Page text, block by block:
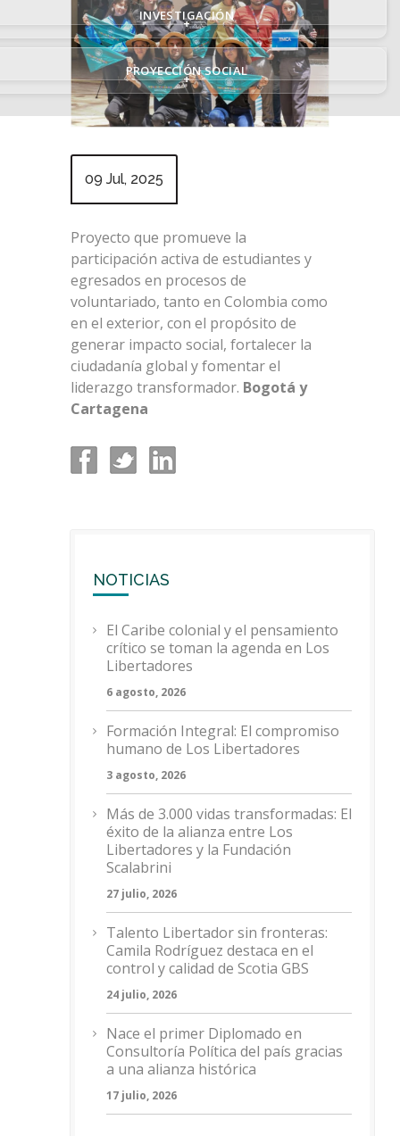
INVESTIGACIÓN
+
PROYECCIÓN SOCIAL
+
09 Jul, 2025
Proyecto que promueve la
participación activa de estudiantes y
egresados en procesos de
voluntariado, tanto en Colombia como
en el exterior, con el propósito de
generar impacto social, fortalecer la
ciudadanía global y fomentar el
liderazgo transformador. Bogotá y
Cartagena
NOTICIAS
El Caribe colonial y el pensamiento
crítico se toman la agenda en Los
Libertadores
6 agosto, 2026
Formación Integral: El compromiso
humano de Los Libertadores
3 agosto, 2026
Más de 3.000 vidas transformadas: El
éxito de la alianza entre Los
Libertadores y la Fundación
Scalabrini
27 julio, 2026
Talento Libertador sin fronteras:
Camila Rodríguez destaca en el
control y calidad de Scotia GBS
24 julio, 2026
Nace el primer Diplomado en
Consultoría Política del país gracias
a una alianza histórica
17 julio, 2026